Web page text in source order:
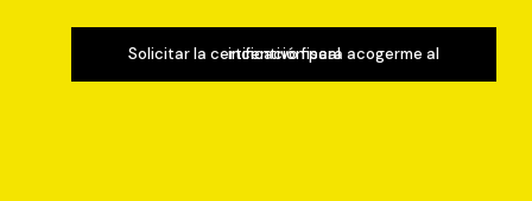
Solicitar la certificación para acogerme al
incentivo fiscal
Solicitar la certificación para acogerme al
incentivo fiscal